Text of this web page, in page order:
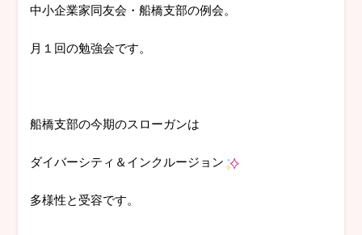
中小企業家同友会・船橋支部の例会。
月１回の勉強会です。
船橋支部の今期のスローガンは
ダイバーシティ＆インクルージョン
多様性と受容です。